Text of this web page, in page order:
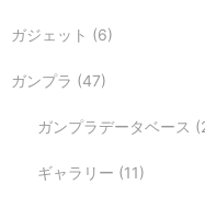
ガジェット (6)
ガンプラ (47)
ガンプラデータベース
ギャラリー (11)